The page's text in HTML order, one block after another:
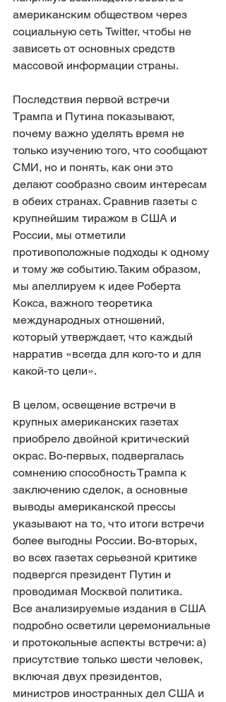
американским обществом через
социальную сеть Twitter, чтобы не
зависеть от основных средств
массовой информации страны.
Последствия первой встречи
Трампа и Путина показывают,
почему важно уделять время не
только изучению того, что сообщают
СМИ, но и понять, как они это
делают сообразно своим интересам
в обеих странах. Сравнив газеты с
крупнейшим тиражом в США и
России, мы отметили
противоположные подходы к одному
и тому же событию. Таким образом,
мы апеллируем к идее Роберта
Кокса, важного теоретика
международных отношений,
который утверждает, что каждый
нарратив «всегда для кого-то и для
какой-то цели».
В целом, освещение встречи в
крупных американских газетах
приобрело двойной критический
окрас. Во-первых, подвергалась
сомнению способность Трампа к
заключению сделок, а основные
выводы американской прессы
указывают на то, что итоги встречи
более выгодны России. Во-вторых,
во всех газетах серьезной критике
подвергся президент Путин и
проводимая Москвой политика.
Все анализируемые издания в США
подробно осветили церемониальные
и протокольные аспекты встречи: а)
присутствие только шести человек,
включая двух президентов,
министров иностранных дел США и